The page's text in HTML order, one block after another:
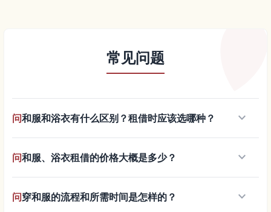
常见问题
问和服和浴衣有什么区别？租借时应该选哪种？ keyboard_arrow_down
问和服、浴衣租借的价格大概是多少？ keyboard_arrow_down
问穿和服的流程和所需时间是怎样的？ keyboard_arrow_down